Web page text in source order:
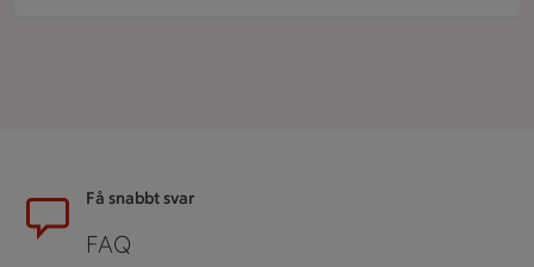
SidfotFå snabbt svar
FAQ